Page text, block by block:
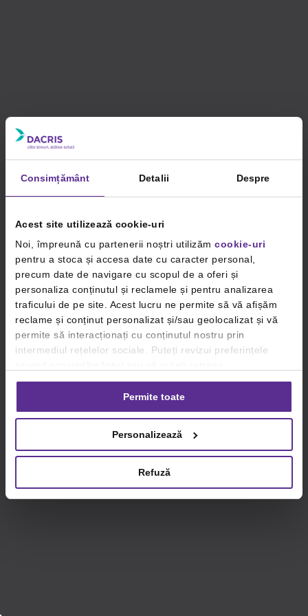
Consimțământ Detalii Despre
Acest site utilizează cookie-uri
Noi, împreună cu partenerii noștri utilizăm cookie-uri
pentru a stoca și accesa date cu caracter personal,
precum date de navigare cu scopul de a oferi și
personaliza conținutul și reclamele și pentru analizarea
traficului de pe site. Acest lucru ne permite să vă afișăm
reclame și conținut personalizat și/sau geolocalizat și vă
permite să interacționați cu conținutul nostru prin
intermediul rețelelor sociale. Puteți revizui preferințele
consimțământul oricând, făcând click pe linkul către
setările dvs. de cookie-uri.
privind utilizarea modulelor cookie.Detalii
Permite toate
Personalizează
Refuză